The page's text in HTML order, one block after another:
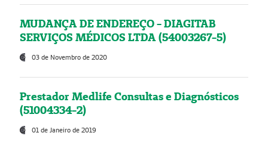
MUDANÇA DE ENDEREÇO - DIAGITAB
SERVIÇOS MÉDICOS LTDA (54003267-5)
03 de Novembro de 2020
Prestador Medlife Consultas e Diagnósticos
(51004334-2)
01 de Janeiro de 2019